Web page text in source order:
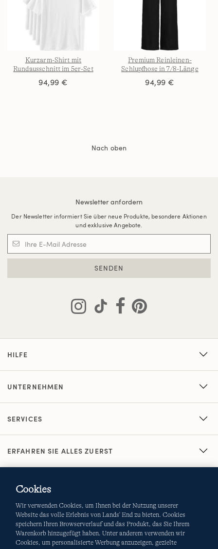
Kurzarm-Shirt mit
Rundausschnitt im 5er-Set
94,99 €
Premium Reinleinen-
Schlupfhose in 7/8-Länge
94,99 €
Nach oben
Newsletter anfordern
Der Newsletter informiert Sie über neue Produkte, besondere Aktionen
und exklusive Angebote.
SENDEN
HILFE
UNTERNEHMEN
SERVICES
ERFAHREN SIE ALLES ZUERST
AGB Datenschutz & Sicherheit
Cookies
Wir verwenden Cookies, um Ihnen bei der Nutzung unserer
Website das volle Erlebnis von Lands' End zu bieten. Cookies
speichern Ihren Browserverlauf und das Produkt, das Sie Ihrem
Warenkorb hinzugefügt haben. Unter anderem verwenden wir
Cookies, um personalisierte Werbung anzuzeigen, gezielte